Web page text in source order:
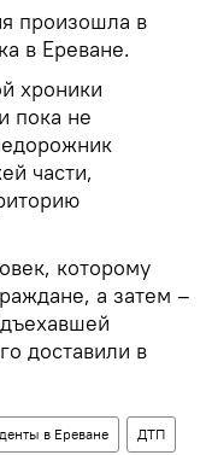
произошла в
в Ереване.
хроники
пока не
части,
которому
а затем –
доставили в
в Ереване ДТП